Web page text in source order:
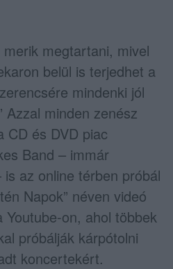
megtartani, mivel
belül is terjedhet a
mindenki jól
Azzal minden zenész
CD és DVD piac
Band – immár
az online térben próbál
Napok” néven videó
on, ahol többek
próbálják kárpótolni
koncertekért.